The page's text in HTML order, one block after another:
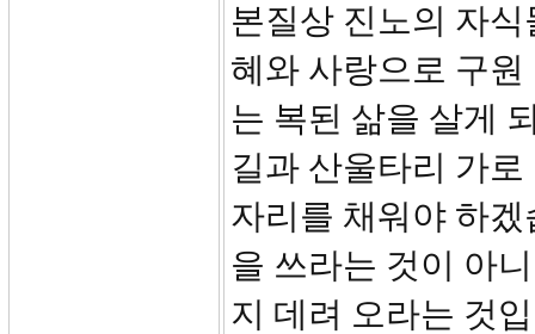
본질상 진노의 자
혜와 사랑으로 구
는 복된 삶을 살게
길과 산울타리 가
자리를 채워야 하
을 쓰라는 것이 아
지 데려 오라는 것